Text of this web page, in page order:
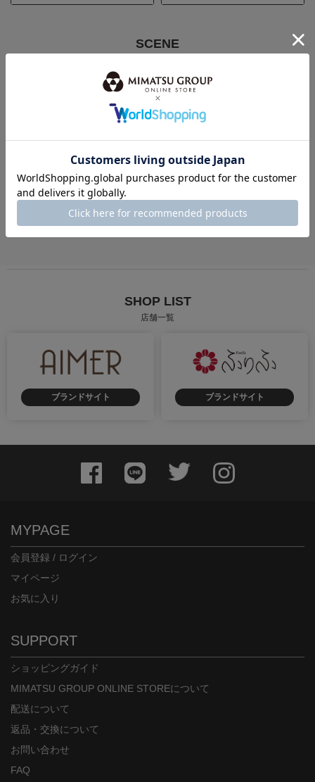
SCENE
結婚式・披露宴
ステージ・演奏会 入卒・七五三・顔合わせ
お通夜・お葬式 デイリー
卒業式
街歩き 慶事
弔事 花火大会・お祭り
SHOP LIST
店舗一覧
ブランドサイト ブランドサイト
MYPAGE
会員登録 / ログイン
マイページ
お気に入り
SUPPORT
ショッピングガイド
MIMATSU GROUP ONLINE STOREについて
配送について
返品・交換について
お問い合わせ
FAQ